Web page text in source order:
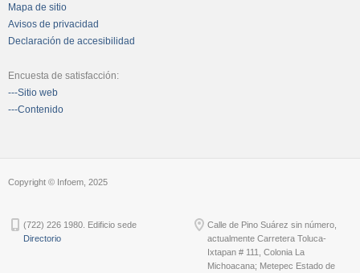
Mapa de sitio
Avisos de privacidad
Declaración de accesibilidad
Encuesta de satisfacción:
---Sitio web
---Contenido
Copyright © Infoem, 2025
(722) 226 1980. Edificio sede
Directorio
Calle de Pino Suárez sin número,
actualmente Carretera Toluca-
Ixtapan # 111, Colonia La
Michoacana; Metepec Estado de